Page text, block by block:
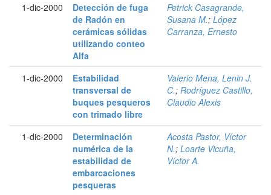
1-dic-2000
Detección de fuga
de Radón en
cerámicas sólidas
utilizando conteo
Alfa
Petrick Casagrande,
Susana M.; López
Carranza, Ernesto
1-dic-2000
Estabilidad
transversal de
buques pesqueros
con trimado libre
Valerio Mena, Lenin J.
C.; Rodríguez Castillo,
Claudio Alexis
1-dic-2000
Determinación
numérica de la
estabilidad de
embarcaciones
pesqueras
Acosta Pastor, Víctor
N.; Loarte Vicuña,
Víctor A.